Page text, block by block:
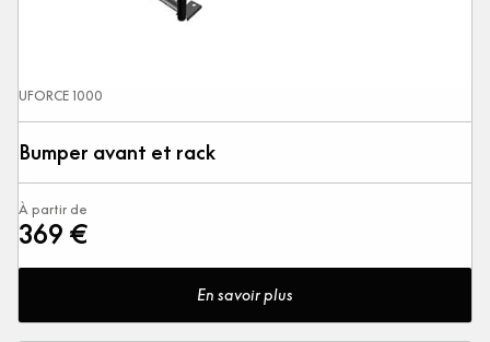
UFORCE 1000
Bumper avant et rack
À partir de
369 €
En savoir plus